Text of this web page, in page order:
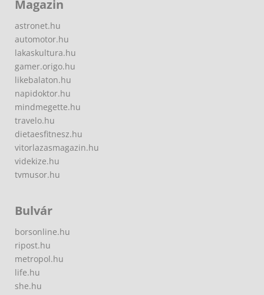
Magazin
astronet.hu
automotor.hu
lakaskultura.hu
gamer.origo.hu
likebalaton.hu
napidoktor.hu
mindmegette.hu
travelo.hu
dietaesfitnesz.hu
vitorlazasmagazin.hu
videkize.hu
tvmusor.hu
Bulvár
borsonline.hu
ripost.hu
metropol.hu
life.hu
she.hu